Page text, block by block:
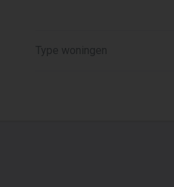
Type woningen